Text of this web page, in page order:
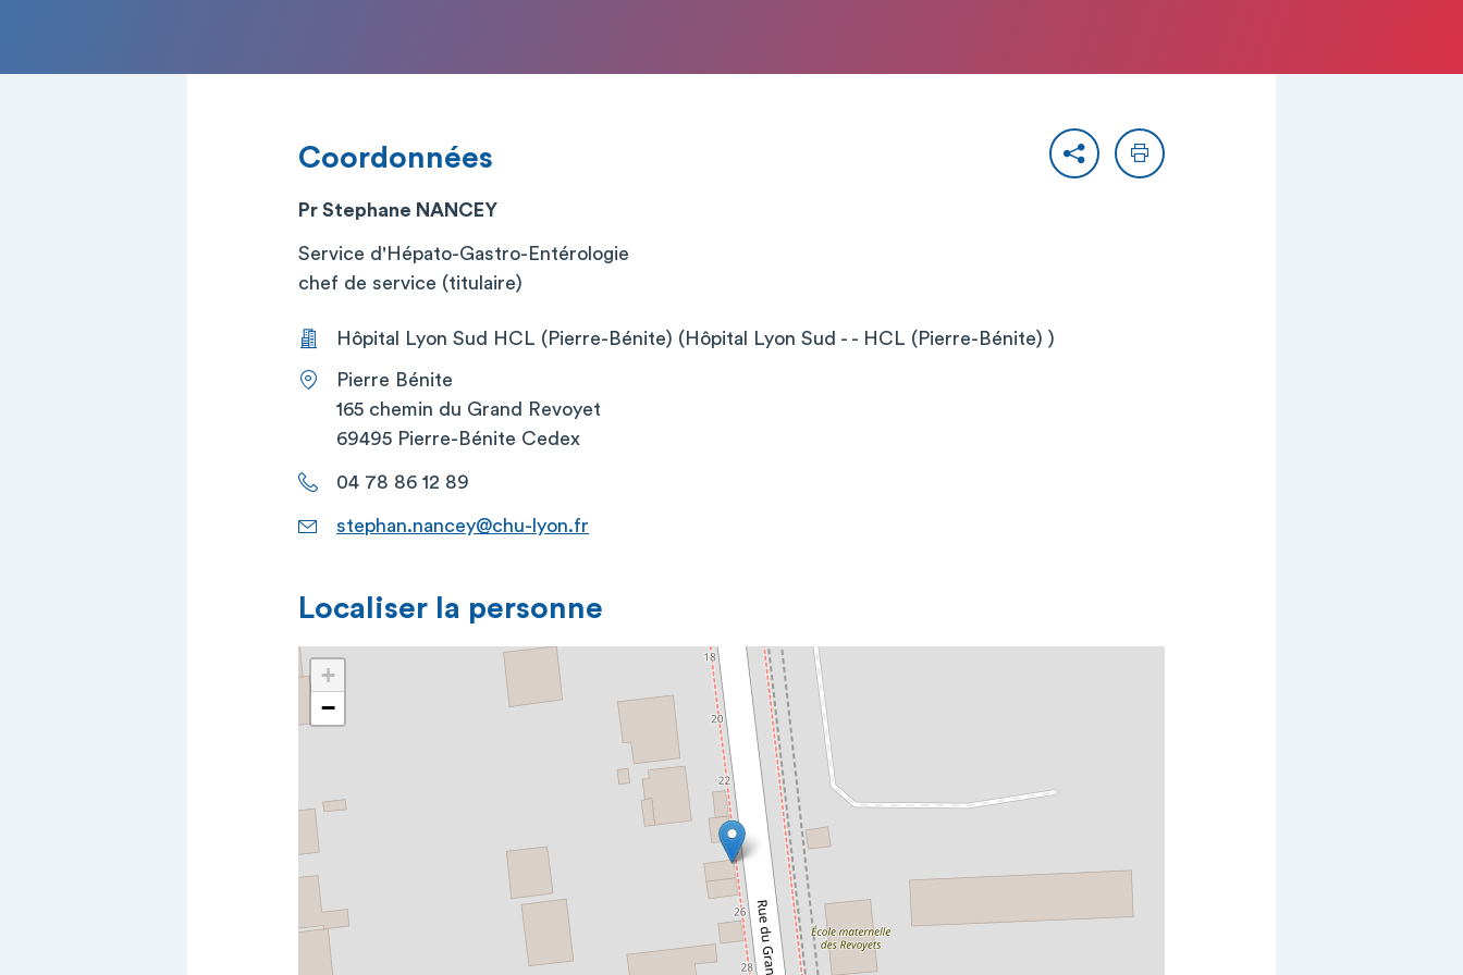
PartagerImprimer
Coordonnées
Pr Stephane NANCEY
Service d'Hépato-Gastro-Entérologie
chef de service (titulaire)
Hôpital Lyon Sud HCL (Pierre-Bénite) (Hôpital Lyon Sud - - HCL (Pierre-Bénite) )
Pierre Bénite
165 chemin du Grand Revoyet
69495 Pierre-Bénite Cedex
04 78 86 12 89
stephan.nancey@chu-lyon.fr
Localiser la personne
+
−